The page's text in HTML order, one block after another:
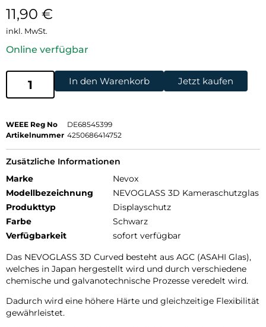
11,90 €
inkl. MwSt.
Online verfügbar
In den Warenkorb Jetzt kaufen
WEEE Reg No
DE68545399
Artikelnummer 4250686414752
Zusätzliche Informationen
Marke
Nevox
Modellbezeichnung
NEVOGLASS 3D Kameraschutzglas
Produkttyp
Displayschutz
Farbe
Schwarz
Verfügbarkeit
sofort verfügbar
Das NEVOGLASS 3D Curved besteht aus AGC (ASAHI Glas),
welches in Japan hergestellt wird und durch verschiedene
chemische und galvanotechnische Prozesse veredelt wird.
Dadurch wird eine höhere Härte und gleichzeitige Flexibilität
gewährleistet.